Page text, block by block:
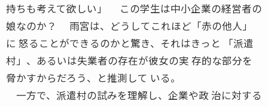
持ちも考えて欲しい」 この学生は中小企業の経営者の
娘なのか？ 雨宮は、どうしてこれほど「赤の他人」
に 怒ることができるのかと驚き、それはきっと 「派遣
村」、あるいは失業者の存在が彼女の実 存的な部分を
脅かすからだろう、と推測して いる。
一方で、派遣村の試みを理解し、企業や政 治に対する